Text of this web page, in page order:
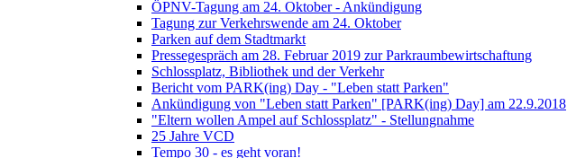
ÖPNV-Tagung am 24. Oktober - Ankündigung
Tagung zur Verkehrswende am 24. Oktober
Parken auf dem Stadtmarkt
Pressegespräch am 28. Februar 2019 zur Parkraumbewirtschaftung
Schlossplatz, Bibliothek und der Verkehr
Bericht vom PARK(ing) Day - "Leben statt Parken"
Ankündigung von "Leben statt Parken" [PARK(ing) Day] am 22.9.2018
"Eltern wollen Ampel auf Schlossplatz" - Stellungnahme
25 Jahre VCD
Tempo 30 - es geht voran!